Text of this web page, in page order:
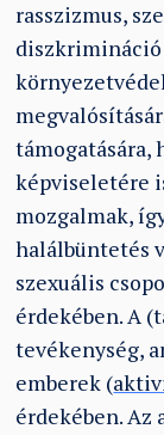
rasszizmus,
támogatására,
képviseletére
mozgalmak,
halálbüntetés
szexuális
érdekében. A
tevékenység,
emberek (
érdekében.